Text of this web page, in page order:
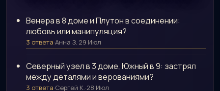
Венера в 8 доме и Плутон в соединении:
любовь или манипуляция?
3 ответа·Анна З.·29 Июл
Северный узел в 3 доме, Южный в 9: застрял
между деталями и верованиями?
3 ответа·Сергей К.·28 Июл